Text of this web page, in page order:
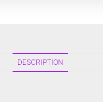
DESCRIPTION